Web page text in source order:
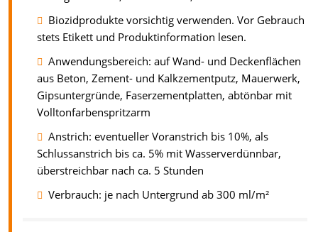
Biozidprodukte vorsichtig verwenden. Vor Gebrauch
stets Etikett und Produktinformation lesen.
Anwendungsbereich: auf Wand- und Deckenflächen
aus Beton, Zement- und Kalkzementputz, Mauerwerk,
Gipsuntergründe, Faserzementplatten, abtönbar mit
Volltonfarbenspritzarm
Anstrich: eventueller Voranstrich bis 10%, als
Schlussanstrich bis ca. 5% mit Wasserverdünnbar,
überstreichbar nach ca. 5 Stunden
Verbrauch: je nach Untergrund ab 300 ml/m²